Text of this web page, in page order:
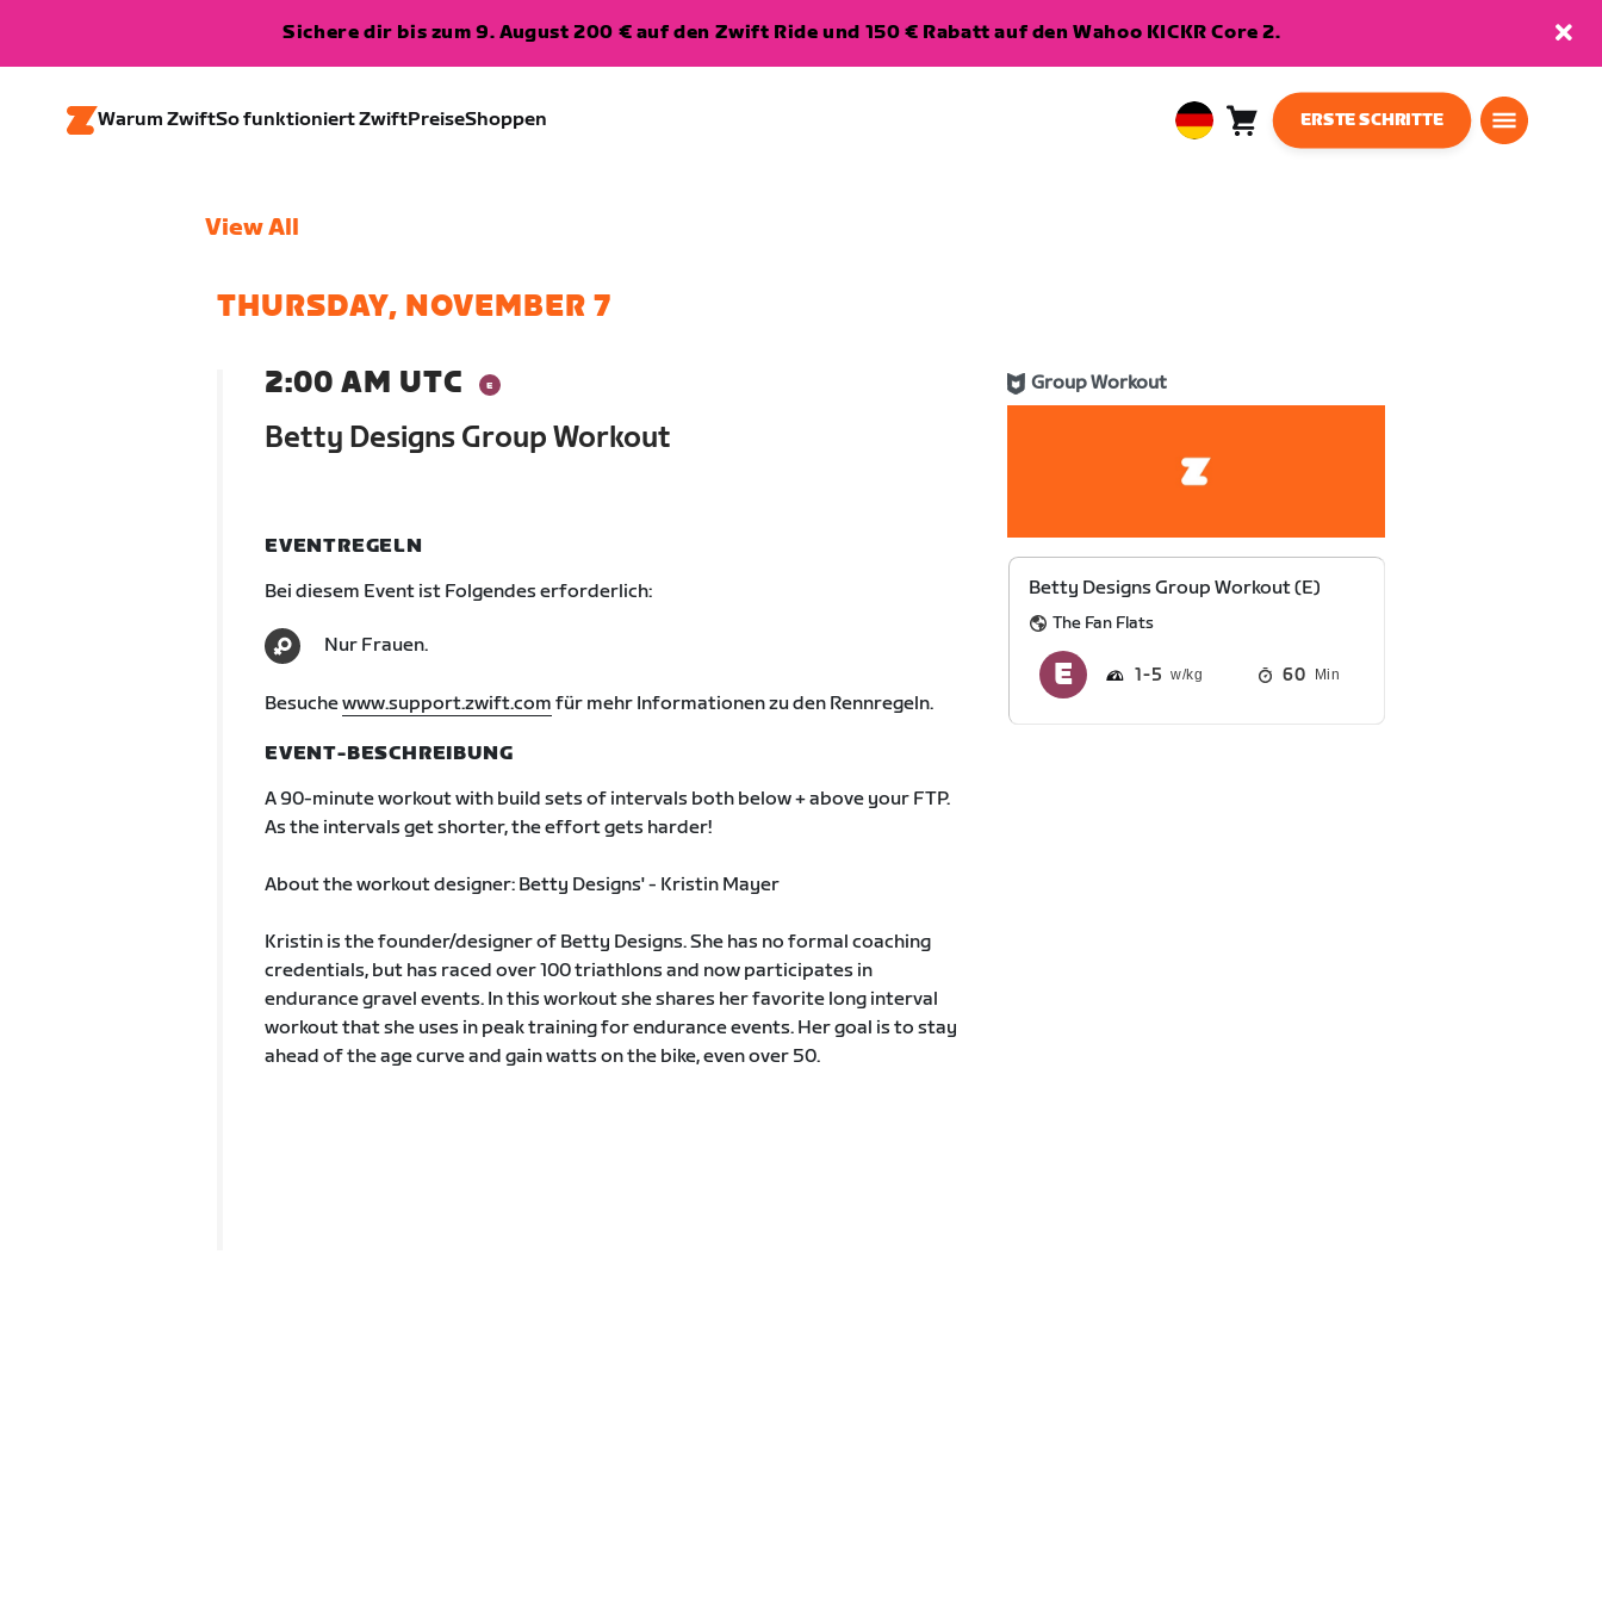
Sichere dir bis zum 9. August 200 € auf den Zwift Ride und 150 € Rabatt auf den Wahoo KICKR Core 2.
Warum ZwiftSo funktioniert ZwiftPreiseShoppen
EuropeanWarenkorb0
ERSTE SCHRITTE
View All
THURSDAY, NOVEMBER 7
2:00 AM UTC
Betty Designs Group Workout
Group Workout
EVENTREGELN
Bei diesem Event ist Folgendes erforderlich:
Nur Frauen.
Besuchewww.support.zwift.com für mehr Informationen zu den Rennregeln.
EVENT-BESCHREIBUNG
A 90-minute workout with build sets of intervals both below + above your FTP.
As the intervals get shorter, the effort gets harder!
About the workout designer: Betty Designs' - Kristin Mayer
Kristin is the founder/designer of Betty Designs. She has no formal coaching
credentials, but has raced over 100 triathlons and now participates in
endurance gravel events. In this workout she shares her favorite long interval
workout that she uses in peak training for endurance events. Her goal is to stay
ahead of the age curve and gain watts on the bike, even over 50.
Betty Designs Group Workout (E)
The Fan Flats
1 5 60 Min